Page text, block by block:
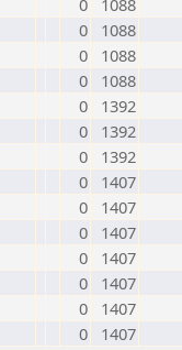
0
1088
0
1088
0
1088
0
1088
0
1392
0
1392
0
1392
0
1407
0
1407
0
1407
0
1407
0
1407
0
1407
0 1407